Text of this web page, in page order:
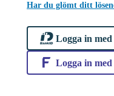
Har du glömt ditt
Logga in
Logga in